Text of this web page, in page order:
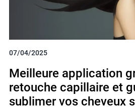
07/04/2025
Meilleure application
retouche capillaire et
sublimer vos cheveux